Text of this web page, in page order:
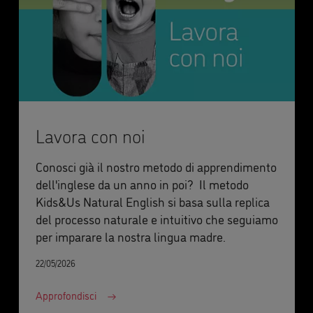
Lavora con noi
Conosci già il nostro metodo di apprendimento
dell'inglese da un anno in poi? Il metodo
Kids&Us Natural English si basa sulla replica
del processo naturale e intuitivo che seguiamo
per imparare la nostra lingua madre.
22/05/2026
Approfondisci